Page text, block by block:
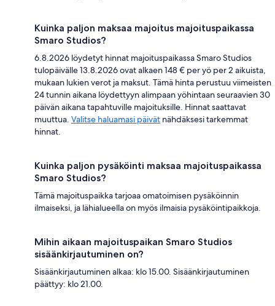
Kuinka paljon maksaa majoitus majoituspaikassa
Smaro Studios?
6.8.2026 löydetyt hinnat majoituspaikassa Smaro Studios
tulopäivälle 13.8.2026 ovat alkaen 148 € per yö per 2 aikuista,
mukaan lukien verot ja maksut. Tämä hinta perustuu viimeisten
24 tunnin aikana löydettyyn alimpaan yöhintaan seuraavien 30
päivän aikana tapahtuville majoituksille. Hinnat saattavat
muuttua. Valitse haluamasi päivät nähdäksesi tarkemmat
hinnat.
Kuinka paljon pysäköinti maksaa majoituspaikassa
Smaro Studios?
Tämä majoituspaikka tarjoaa omatoimisen pysäköinnin
ilmaiseksi, ja lähialueella on myös ilmaisia pysäköintipaikkoja.
Mihin aikaan majoituspaikan Smaro Studios
sisäänkirjautuminen on?
Sisäänkirjautuminen alkaa: klo 15.00. Sisäänkirjautuminen
päättyy: klo 21.00.